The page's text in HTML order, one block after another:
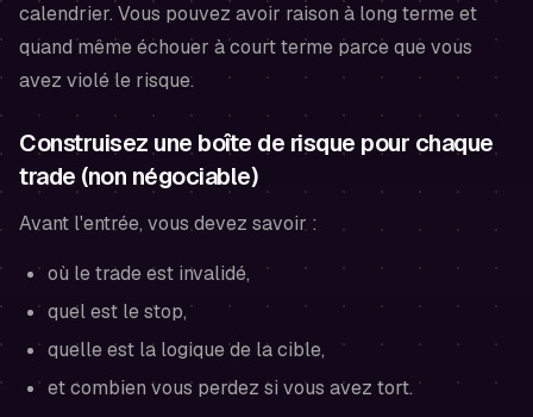
calendrier. Vous pouvez avoir raison à long terme et
quand même échouer à court terme parce que vous
avez violé le risque.
Construisez une boîte de risque pour chaque
trade (non négociable)
Avant l'entrée, vous devez savoir :
où le trade est invalidé,
quel est le stop,
quelle est la logique de la cible,
et combien vous perdez si vous avez tort.